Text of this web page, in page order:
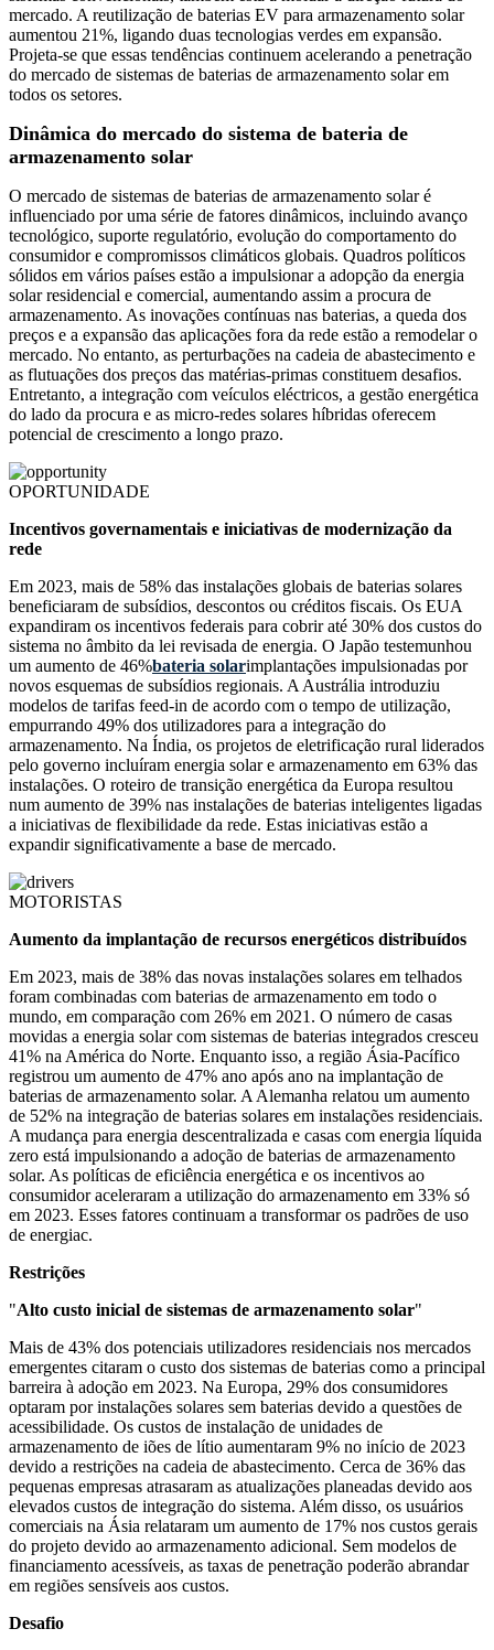
mercado. A reutilização de baterias EV para armazenamento solar
aumentou 21%, ligando duas tecnologias verdes em expansão.
Projeta-se que essas tendências continuem acelerando a penetração
do mercado de sistemas de baterias de armazenamento solar em
todos os setores.
Dinâmica do mercado do sistema de bateria de
armazenamento solar
O mercado de sistemas de baterias de armazenamento solar é
influenciado por uma série de fatores dinâmicos, incluindo avanço
tecnológico, suporte regulatório, evolução do comportamento do
consumidor e compromissos climáticos globais. Quadros políticos
sólidos em vários países estão a impulsionar a adopção da energia
solar residencial e comercial, aumentando assim a procura de
armazenamento. As inovações contínuas nas baterias, a queda dos
preços e a expansão das aplicações fora da rede estão a remodelar o
mercado. No entanto, as perturbações na cadeia de abastecimento e
as flutuações dos preços das matérias-primas constituem desafios.
Entretanto, a integração com veículos eléctricos, a gestão energética
do lado da procura e as micro-redes solares híbridas oferecem
potencial de crescimento a longo prazo.
OPORTUNIDADE
Incentivos governamentais e iniciativas de modernização da
rede
Em 2023, mais de 58% das instalações globais de baterias solares
beneficiaram de subsídios, descontos ou créditos fiscais. Os EUA
expandiram os incentivos federais para cobrir até 30% dos custos do
sistema no âmbito da lei revisada de energia. O Japão testemunhou
um aumento de 46%bateria solarimplantações impulsionadas por
novos esquemas de subsídios regionais. A Austrália introduziu
modelos de tarifas feed-in de acordo com o tempo de utilização,
empurrando 49% dos utilizadores para a integração do
armazenamento. Na Índia, os projetos de eletrificação rural liderados
pelo governo incluíram energia solar e armazenamento em 63% das
instalações. O roteiro de transição energética da Europa resultou
num aumento de 39% nas instalações de baterias inteligentes ligadas
a iniciativas de flexibilidade da rede. Estas iniciativas estão a
expandir significativamente a base de mercado.
MOTORISTAS
Aumento da implantação de recursos energéticos distribuídos
Em 2023, mais de 38% das novas instalações solares em telhados
foram combinadas com baterias de armazenamento em todo o
mundo, em comparação com 26% em 2021. O número de casas
movidas a energia solar com sistemas de baterias integrados cresceu
41% na América do Norte. Enquanto isso, a região Ásia-Pacífico
registrou um aumento de 47% ano após ano na implantação de
baterias de armazenamento solar. A Alemanha relatou um aumento
de 52% na integração de baterias solares em instalações residenciais.
A mudança para energia descentralizada e casas com energia líquida
zero está impulsionando a adoção de baterias de armazenamento
solar. As políticas de eficiência energética e os incentivos ao
consumidor aceleraram a utilização do armazenamento em 33% só
em 2023. Esses fatores continuam a transformar os padrões de uso
de energiac.
Restrições
"Alto custo inicial de sistemas de armazenamento solar"
Mais de 43% dos potenciais utilizadores residenciais nos mercados
emergentes citaram o custo dos sistemas de baterias como a principal
barreira à adoção em 2023. Na Europa, 29% dos consumidores
optaram por instalações solares sem baterias devido a questões de
acessibilidade. Os custos de instalação de unidades de
armazenamento de iões de lítio aumentaram 9% no início de 2023
devido a restrições na cadeia de abastecimento. Cerca de 36% das
pequenas empresas atrasaram as atualizações planeadas devido aos
elevados custos de integração do sistema. Além disso, os usuários
comerciais na Ásia relataram um aumento de 17% nos custos gerais
do projeto devido ao armazenamento adicional. Sem modelos de
financiamento acessíveis, as taxas de penetração poderão abrandar
em regiões sensíveis aos custos.
Desafio